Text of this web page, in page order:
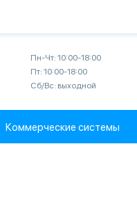
Пн-Чт: 10:00-18:00
Пт: 10:00-18:00
Сб/Вс: выходной
Коммерческие системы